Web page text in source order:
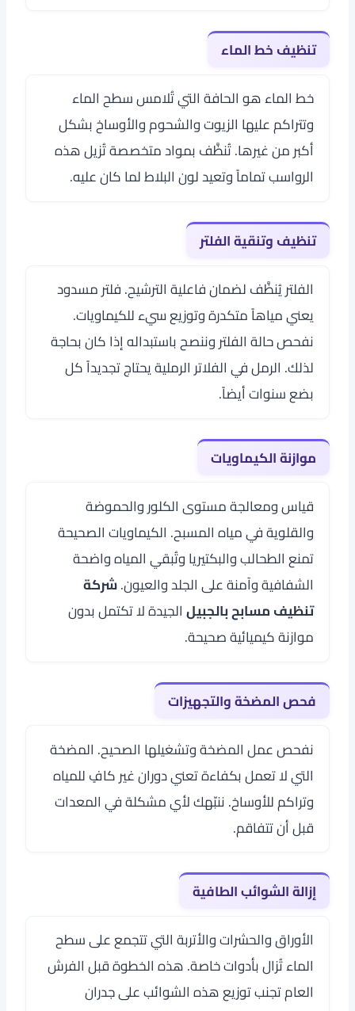
تنظيف خط الماء
خط الماء هو الحافة التي تُلامس سطح الماء
وتتراكم عليها الزيوت والشحوم والأوساخ بشكل
أكبر من غيرها. تُنظَّف بمواد متخصصة تُزيل هذه
الرواسب تماماً وتعيد لون البلاط لما كان عليه.
تنظيف وتنقية الفلتر
الفلتر يُنظَّف لضمان فاعلية الترشيح. فلتر مسدود
يعني مياهاً متكدرة وتوزيع سيء للكيماويات.
نفحص حالة الفلتر وننصح باستبداله إذا كان بحاجة
لذلك. الرمل في الفلاتر الرملية يحتاج تجديداً كل
بضع سنوات أيضاً.
موازنة الكيماويات
قياس ومعالجة مستوى الكلور والحموضة
والقلوية في مياه المسبح. الكيماويات الصحيحة
تمنع الطحالب والبكتيريا وتُبقي المياه واضحة
الشفافية وآمنة على الجلد والعيون.شركة
تنظيف مسابح بالجبيلالجيدة لا تكتمل بدون
موازنة كيميائية صحيحة.
فحص المضخة والتجهيزات
نفحص عمل المضخة وتشغيلها الصحيح. المضخة
التي لا تعمل بكفاءة تعني دوران غير كافٍ للمياه
وتراكم للأوساخ. ننبّهك لأي مشكلة في المعدات
قبل أن تتفاقم.
إزالة الشوائب الطافية
الأوراق والحشرات والأتربة التي تتجمع على سطح
الماء تُزال بأدوات خاصة. هذه الخطوة قبل الفرش
العام تجنب توزيع هذه الشوائب على جدران